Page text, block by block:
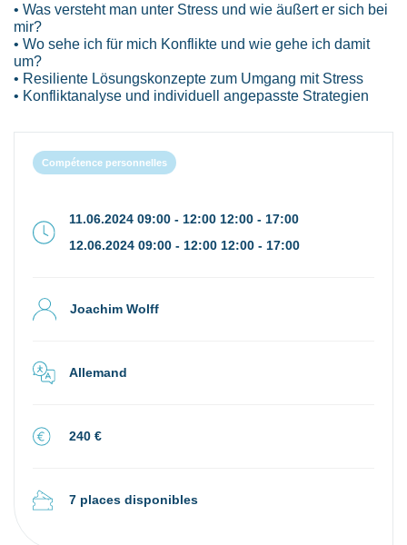
• Was versteht man unter Stress und wie äußert er sich bei
mir?
• Wo sehe ich für mich Konflikte und wie gehe ich damit
um?
• Resiliente Lösungskonzepte zum Umgang mit Stress
• Konfliktanalyse und individuell angepasste Strategien
Compétence personnelles
11.06.2024 09:00 - 12:00 12:00 - 17:00
12.06.2024 09:00 - 12:00 12:00 - 17:00
Joachim Wolff
Allemand
240 €
7 places disponibles